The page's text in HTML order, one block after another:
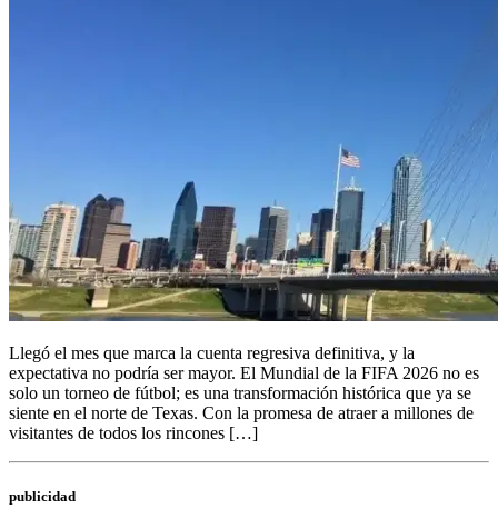
Llegó el mes que marca la cuenta regresiva definitiva, y la
expectativa no podría ser mayor. El Mundial de la FIFA 2026 no es
solo un torneo de fútbol; es una transformación histórica que ya se
siente en el norte de Texas. Con la promesa de atraer a millones de
visitantes de todos los rincones […]
publicidad